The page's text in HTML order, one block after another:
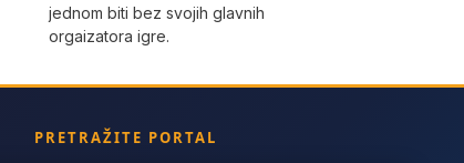
jednom biti bez svojih glavnih
orgaizatora igre.
PRETRAŽITE PORTAL